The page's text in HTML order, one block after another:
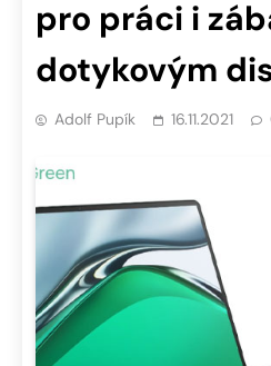
pro práci i
dotykovým
Adolf Pupík 16.11.2021